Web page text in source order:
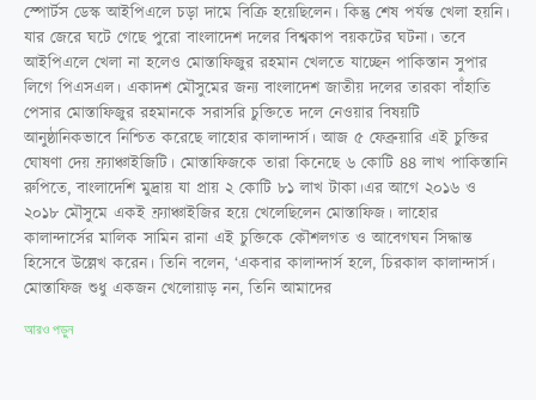
স্পোর্টস ডেস্ক আইপিএলে চড়া দামে বিক্রি হয়েছিলেন। কিন্তু শেষ পর্যন্ত খেলা হয়নি।
যার জেরে ঘটে গেছে পুরো বাংলাদেশ দলের বিশ্বকাপ বয়কটের ঘটনা। তবে
আইপিএলে খেলা না হলেও মোস্তাফিজুর রহমান খেলতে যাচ্ছেন পাকিস্তান সুপার
লিগে পিএসএল। একাদশ মৌসুমের জন্য বাংলাদেশ জাতীয় দলের তারকা বাঁহাতি
পেসার মোস্তাফিজুর রহমানকে সরাসরি চুক্তিতে দলে নেওয়ার বিষয়টি
আনুষ্ঠানিকভাবে নিশ্চিত করেছে লাহোর কালান্দার্স। আজ ৫ ফেব্রুয়ারি এই চুক্তির
ঘোষণা দেয় ফ্র্যাঞ্চাইজিটি। মোস্তাফিজকে তারা কিনেছে ৬ কোটি ৪৪ লাখ পাকিস্তানি
রুপিতে, বাংলাদেশি মুদ্রায় যা প্রায় ২ কোটি ৮১ লাখ টাকা।এর আগে ২০১৬ ও
২০১৮ মৌসুমে একই ফ্র্যাঞ্চাইজির হয়ে খেলেছিলেন মোস্তাফিজ। লাহোর
কালান্দার্সের মালিক সামিন রানা এই চুক্তিকে কৌশলগত ও আবেগঘন সিদ্ধান্ত
হিসেবে উল্লেখ করেন। তিনি বলেন, ‘একবার কালান্দার্স হলে, চিরকাল কালান্দার্স।
মোস্তাফিজ শুধু একজন খেলোয়াড় নন, তিনি আমাদের
আরও পড়ুন